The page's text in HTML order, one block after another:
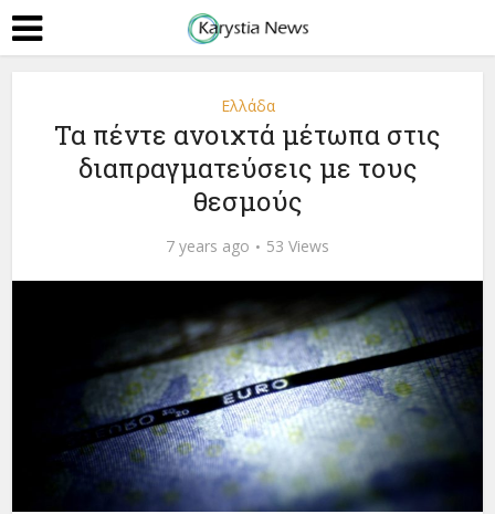
Ελλάδα
Τα πέντε ανοιχτά µέτωπα στις
διαπραγµατεύσεις µε τους
θεσµούς
7 years ago 53 Views